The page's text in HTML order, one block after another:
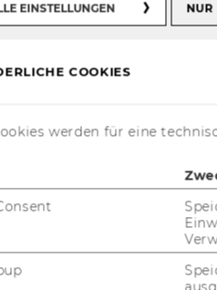
ori­en­tier­tes
-
EINSTELLUNGEN NUR
COOKIES
werden für eine